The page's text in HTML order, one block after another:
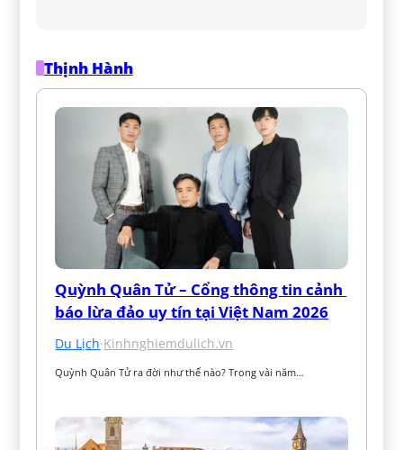
Thịnh Hành
Quỳnh Quân Tử – Cổng thông tin cảnh
báo lừa đảo uy tín tại Việt Nam 2026
Du Lịch·Kinhnghiemdulich.vn
Quỳnh Quân Tử ra đời như thế nào? Trong vài năm…